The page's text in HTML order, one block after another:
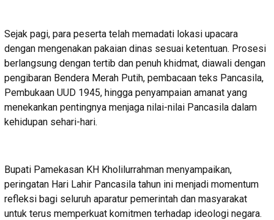
Sejak pagi, para peserta telah memadati lokasi upacara
dengan mengenakan pakaian dinas sesuai ketentuan. Prosesi
berlangsung dengan tertib dan penuh khidmat, diawali dengan
pengibaran Bendera Merah Putih, pembacaan teks Pancasila,
Pembukaan UUD 1945, hingga penyampaian amanat yang
menekankan pentingnya menjaga nilai-nilai Pancasila dalam
kehidupan sehari-hari.
Bupati Pamekasan KH Kholilurrahman menyampaikan,
peringatan Hari Lahir Pancasila tahun ini menjadi momentum
refleksi bagi seluruh aparatur pemerintah dan masyarakat
untuk terus memperkuat komitmen terhadap ideologi negara.